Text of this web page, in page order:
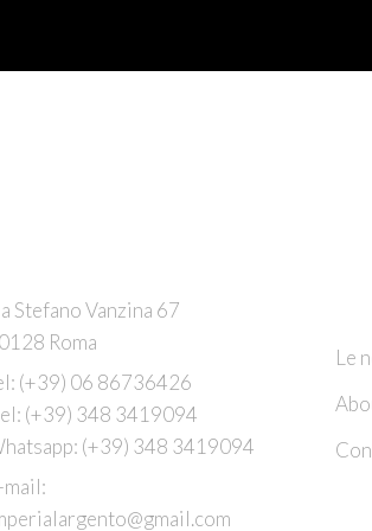
Stefano Vanzina 67
Roma
(+39) 06 86736426
(+39) 348 3419094
(+39) 348 3419094
mail:
Le